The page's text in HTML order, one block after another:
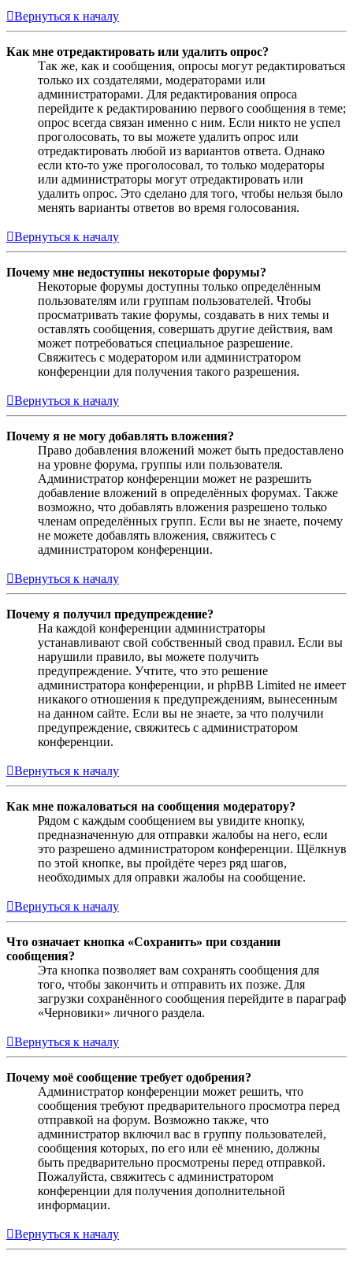
Вернуться к началу
Как мне отредактировать или удалить опрос?
Так же, как и сообщения, опросы могут редактироваться
только их создателями, модераторами или
администраторами. Для редактирования опроса
перейдите к редактированию первого сообщения в теме;
опрос всегда связан именно с ним. Если никто не успел
проголосовать, то вы можете удалить опрос или
отредактировать любой из вариантов ответа. Однако
если кто-то уже проголосовал, то только модераторы
или администраторы могут отредактировать или
удалить опрос. Это сделано для того, чтобы нельзя было
менять варианты ответов во время голосования.
Вернуться к началу
Почему мне недоступны некоторые форумы?
Некоторые форумы доступны только определённым
пользователям или группам пользователей. Чтобы
просматривать такие форумы, создавать в них темы и
оставлять сообщения, совершать другие действия, вам
может потребоваться специальное разрешение.
Свяжитесь с модератором или администратором
конференции для получения такого разрешения.
Вернуться к началу
Почему я не могу добавлять вложения?
Право добавления вложений может быть предоставлено
на уровне форума, группы или пользователя.
Администратор конференции может не разрешить
добавление вложений в определённых форумах. Также
возможно, что добавлять вложения разрешено только
членам определённых групп. Если вы не знаете, почему
не можете добавлять вложения, свяжитесь с
администратором конференции.
Вернуться к началу
Почему я получил предупреждение?
На каждой конференции администраторы
устанавливают свой собственный свод правил. Если вы
нарушили правило, вы можете получить
предупреждение. Учтите, что это решение
администратора конференции, и phpBB Limited не имеет
никакого отношения к предупреждениям, вынесенным
на данном сайте. Если вы не знаете, за что получили
предупреждение, свяжитесь с администратором
конференции.
Вернуться к началу
Как мне пожаловаться на сообщения модератору?
Рядом с каждым сообщением вы увидите кнопку,
предназначенную для отправки жалобы на него, если
это разрешено администратором конференции. Щёлкнув
по этой кнопке, вы пройдёте через ряд шагов,
необходимых для оправки жалобы на сообщение.
Вернуться к началу
Что означает кнопка «Сохранить» при создании
сообщения?
Эта кнопка позволяет вам сохранять сообщения для
того, чтобы закончить и отправить их позже. Для
загрузки сохранённого сообщения перейдите в параграф
«Черновики» личного раздела.
Вернуться к началу
Почему моё сообщение требует одобрения?
Администратор конференции может решить, что
сообщения требуют предварительного просмотра перед
отправкой на форум. Возможно также, что
администратор включил вас в группу пользователей,
сообщения которых, по его или её мнению, должны
быть предварительно просмотрены перед отправкой.
Пожалуйста, свяжитесь с администратором
конференции для получения дополнительной
информации.
Вернуться к началу